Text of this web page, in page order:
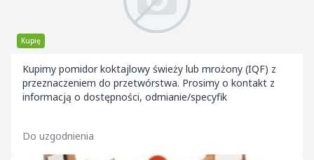
Kupię
Kupimy pomidor koktajlowy świeży lub mrożony (IQF) z
przeznaczeniem do przetwórstwa. Prosimy o kontakt z
informacją o dostępności, odmianie/specyfik
Do uzgodnienia